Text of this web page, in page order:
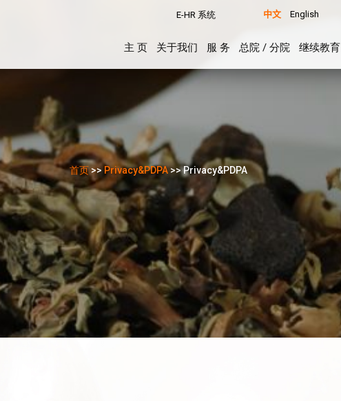
E-HR 系统 中文 English
主 页 关于我们 服 务 总院 / 分院 继续教育
首页 >>Privacy&PDPA>> Privacy&PDPA